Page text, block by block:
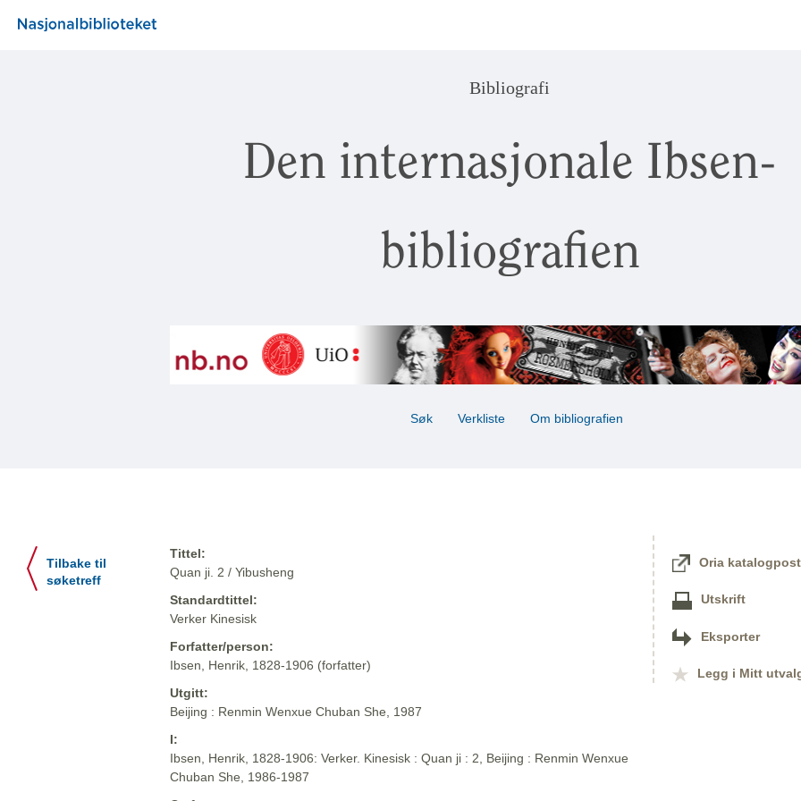
Bibliografi
Den internasjonale Ibsen-
bibliografien
Søk Verkliste Om bibliografien
Tilbake til
søketreff
Tittel:
Quan ji. 2 / Yibusheng
Standardtittel:
Verker Kinesisk
Forfatter/person:
Ibsen, Henrik, 1828-1906 (forfatter)
Utgitt:
Beijing : Renmin Wenxue Chuban She, 1987
I:
Ibsen, Henrik, 1828-1906: Verker. Kinesisk : Quan ji : 2, Beijing : Renmin Wenxue
Chuban She, 1986-1987
Oria katalogpost
Utskrift
Eksporter
Legg i Mitt